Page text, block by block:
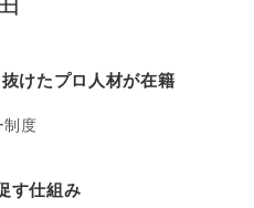
けたプロ人材が在籍
制度
す仕組み